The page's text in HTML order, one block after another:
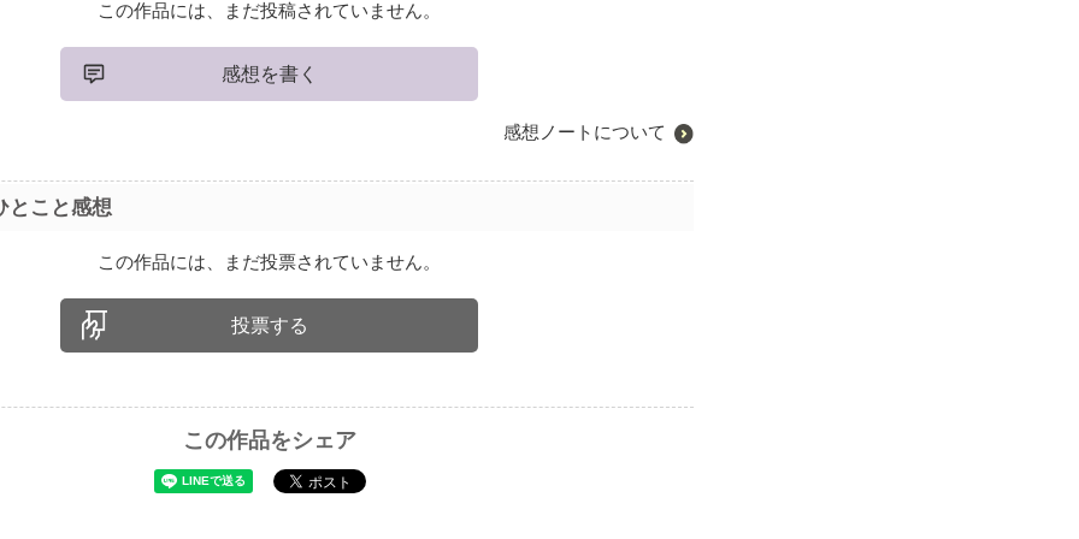
この作品には、まだ投稿されていません。
感想を書く
感想ノートについて
とこと感想
この作品には、まだ投票されていません。
投票する
この作品をシェア